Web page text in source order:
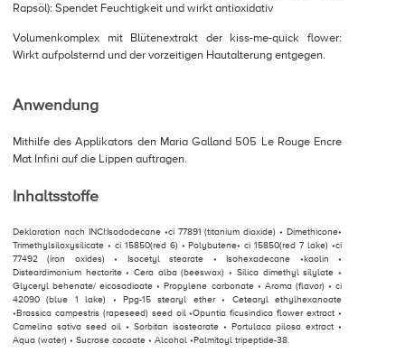
Rapsöl): Spendet Feuchtigkeit und wirkt antioxidativ
Volumenkomplex mit Blütenextrakt der kiss-me-quick flower:
Wirkt aufpolsternd und der vorzeitigen Hautalterung entgegen.
Anwendung
Mithilfe des Applikators den Maria Galland 505 Le Rouge Encre
Mat Infini auf die Lippen auftragen.
Inhaltsstoffe
Deklaration nach INCI:Isododecane •ci 77891 (titanium dioxide) • Dimethicone•
Trimethylsiloxysilicate • ci 15850(red 6) • Polybutene• ci 15850(red 7 lake) •ci
77492 (iron oxides) • Isocetyl stearate • Isohexadecane •kaolin •
Disteardimonium hectorite • Cera alba (beeswax) • Silica dimethyl silylate •
Glyceryl behenate/ eicosadioate • Propylene carbonate • Aroma (flavor) • ci
42090 (blue 1 lake) • Ppg-15 stearyl ether • Cetearyl ethylhexanoate
•Brassica campestris (rapeseed) seed oil •Opuntia ficusindica flower extract •
Camelina sativa seed oil • Sorbitan isostearate • Portulaca pilosa extract •
Aqua (water) • Sucrose cocoate • Alcohol •Palmitoyl tripeptide-38.